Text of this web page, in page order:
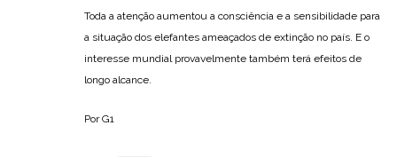
Toda a atenção aumentou a consciência e a sensibilidade para
a situação dos elefantes ameaçados de extinção no país. E o
interesse mundial provavelmente também terá efeitos de
longo alcance.
Por G1